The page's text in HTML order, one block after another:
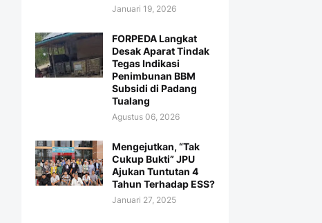
Januari 19, 2026
FORPEDA Langkat
Desak Aparat Tindak
Tegas Indikasi
Penimbunan BBM
Subsidi di Padang
Tualang
Agustus 06, 2026
Mengejutkan, “Tak
Cukup Bukti” JPU
Ajukan Tuntutan 4
Tahun Terhadap ESS?
Januari 27, 2025